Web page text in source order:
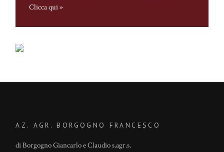
Clicca qui »
AZ. AGR. BORGOGNO FRANCESCO
di Borgogno Giancarlo e Claudio s.agr.s.